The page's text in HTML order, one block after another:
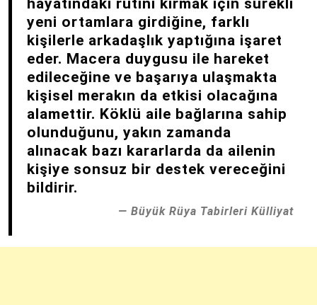
hayatındaki rutini kırmak için sürekli
yeni ortamlara girdiğine, farklı
kişilerle arkadaşlık yaptığına işaret
eder. Macera duygusu ile hareket
edileceğine ve başarıya ulaşmakta
kişisel merakın da etkisi olacağına
alamettir. Köklü aile bağlarına sahip
olunduğunu, yakın zamanda
alınacak bazı kararlarda da ailenin
kişiye sonsuz bir destek vereceğini
bildirir.
Büyük Rüya Tabirleri Külliyat